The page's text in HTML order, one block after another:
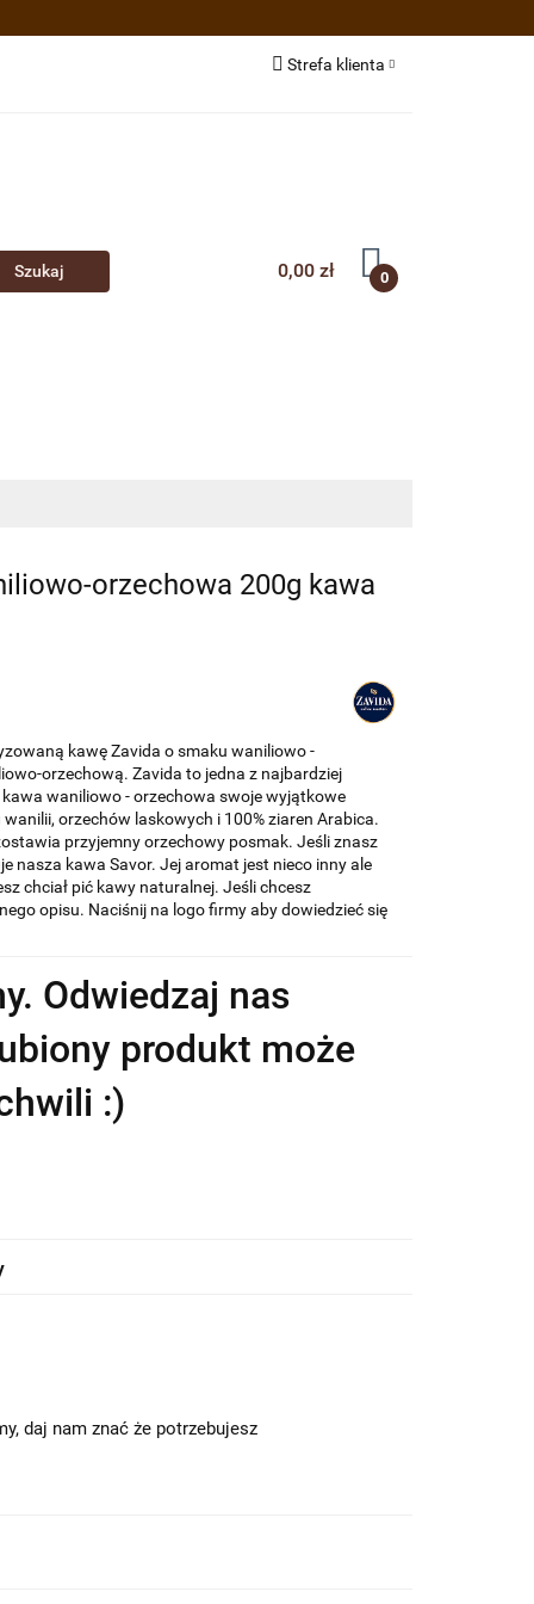
Strefa klienta
0,00 zł 0
BIO/EKO
orzechowa 200g kawa
kawę Zavida o smaku waniliowo -
orzechową. Zavida to jedna z najbardziej
waniliowo - orzechowa swoje wyjątkowe
orzechów laskowych i 100% ziaren Arabica.
przyjemny orzechowy posmak. Jeśli znasz
nasza kawa Savor. Jej aromat jest nieco inny ale
chciał pić kawy naturalnej. Jeśli chcesz
opisu. Naciśnij na logo firmy aby dowiedzieć się
Odwiedzaj nas
produkt może
:)
daj nam znać że potrzebujesz